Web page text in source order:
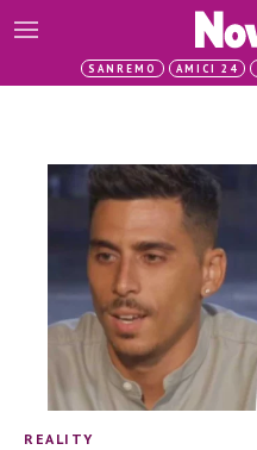
SANREMO AMICI 24
REALITY